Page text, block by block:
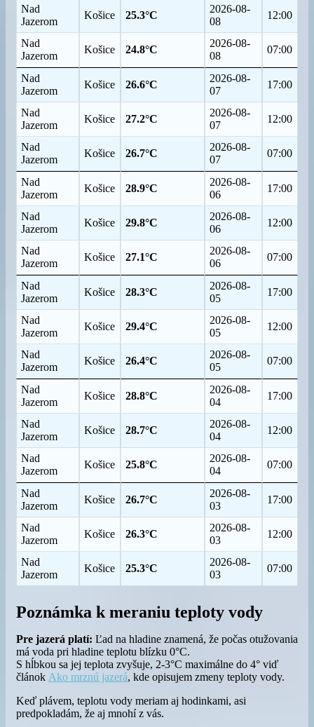
Nad
Jazerom
Košice 25.3°C
2026-08-
08
12:00
Nad
Jazerom
Košice 24.8°C
2026-08-
08
07:00
Nad
Jazerom
Košice 26.6°C
2026-08-
07
17:00
Nad
Jazerom
Košice 27.2°C
2026-08-
07
12:00
Nad
Jazerom
Košice 26.7°C
2026-08-
07
07:00
Nad
Jazerom
Košice 28.9°C
2026-08-
06
17:00
Nad
Jazerom
Košice 29.8°C
2026-08-
06
12:00
Nad
Jazerom
Košice 27.1°C
2026-08-
06
07:00
Nad
Jazerom
Košice 28.3°C
2026-08-
05
17:00
Nad
Jazerom
Košice 29.4°C
2026-08-
05
12:00
Nad
Jazerom
Košice 26.4°C
2026-08-
05
07:00
Nad
Jazerom
Košice 28.8°C
2026-08-
04
17:00
Nad
Jazerom
Košice 28.7°C
2026-08-
04
12:00
Nad
Jazerom
Košice 25.8°C
2026-08-
04
07:00
Nad
Jazerom
Košice 26.7°C
2026-08-
03
17:00
Nad
Jazerom
Košice 26.3°C
2026-08-
03
12:00
Nad
Jazerom
Košice 25.3°C
2026-08-
03
07:00
Poznámka k meraniu teploty vody
Pre jazerá platí: Ľad na hladine znamená, že počas otužovania
má voda pri hladine teplotu blízku 0°C.
S hĺbkou sa jej teplota zvyšuje, 2-3°C maximálne do 4° viď
článok Ako mrznú jazerá, kde opisujem zmeny teploty vody.
Keď plávem, teplotu vody meriam aj hodinkami, asi
predpokladám, že aj mnohí z vás.